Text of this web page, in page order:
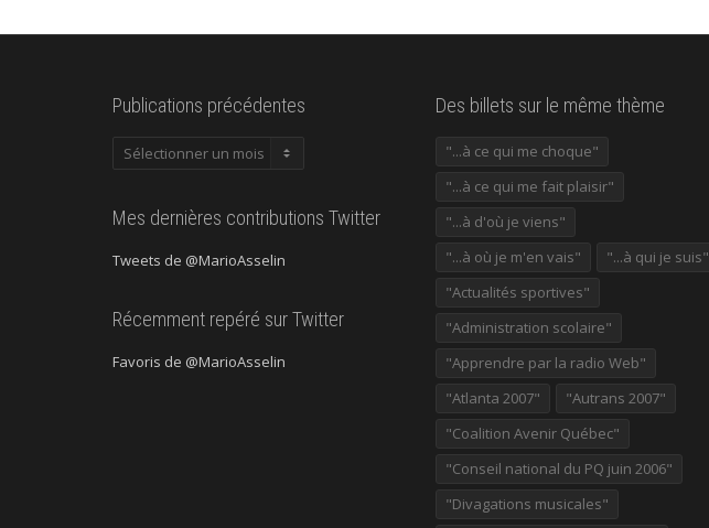
Publications précédentes
Publications
Mes dernières contributions Twitter
Tweets de @MarioAsselin
Récemment repéré sur Twitter
Favoris de @MarioAsselin
Des billets sur le même thème
"...à ce qui me choque"
"...à ce qui me fait plaisir"
"...à d'où je viens"
"...à où je m'en vais"
"...à qui je suis"
"Actualités sportives"
"Administration scolaire"
"Apprendre par la radio Web"
"Atlanta 2007"
"Autrans 2007"
"Coalition Avenir Québec"
"Conseil national du PQ juin 2006"
"Divagations musicales"